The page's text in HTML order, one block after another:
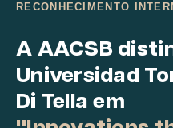
RECONHECIMENTO
A AACSB
Universidad
Di Tella em